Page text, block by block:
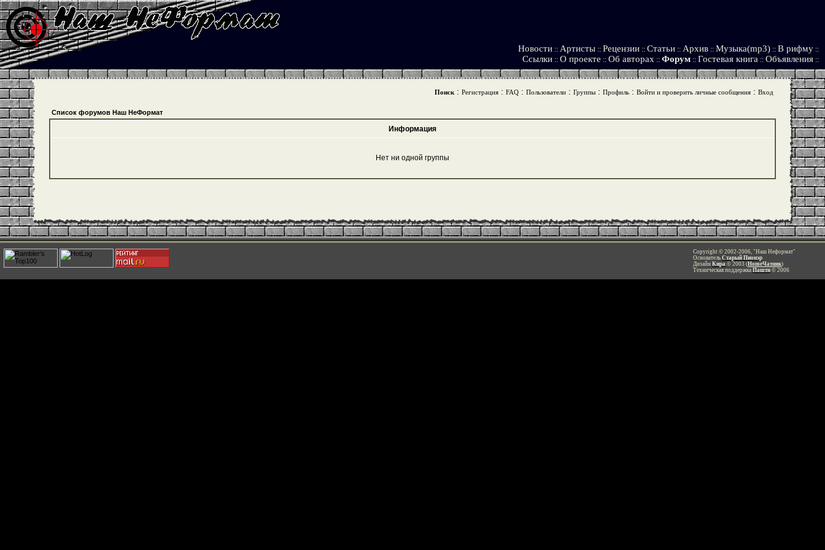
Новости :: Артисты :: Рецензии :: Статьи :: Архив :: Музыка(mp3) :: В рифму ::
Ссылки :: О проекте :: Об авторах :: Форум :: Гостевая книга :: Объявления ::
Поиск: Регистрация: FAQ: Пользователи: Группы: Профиль: Войти и проверить личные сообщения: Вход
Список форумов Наш НеФормат
Информация
Нет ни одной группы
Copyright © 2002-2006, "Наш Неформат"
Основатель Старый Пионэр
Дизайн Кира © 2003 (HomeЧатник)
Техническая поддержка Пашти © 2006